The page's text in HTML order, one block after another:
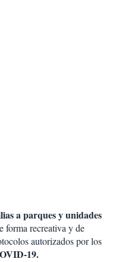
a parques y unidades
forma recreativa y de
autorizados por los
19.